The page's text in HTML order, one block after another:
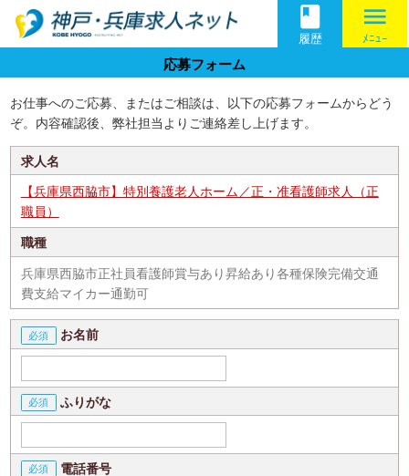
book
履歴
menu
ﾒﾆｭｰ
応募フォーム
お仕事へのご応募、またはご相談は、以下の応募フォームからどう
ぞ。内容確認後、弊社担当よりご連絡差し上げます。
求人名
【兵庫県西脇市】特別養護老人ホーム／正・准看護師求人（正
職員）
職種
兵庫県西脇市正社員看護師賞与あり昇給あり各種保険完備交通
費支給マイカー通勤可
お名前
ふりがな
電話番号